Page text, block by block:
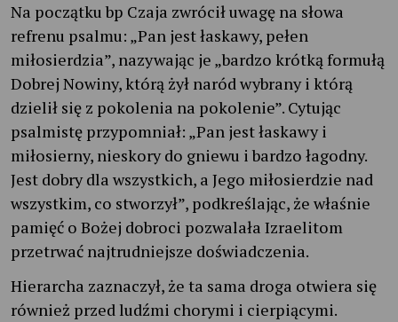
Na początku bp Czaja zwrócił uwagę na słowa
refrenu psalmu: „Pan jest łaskawy, pełen
miłosierdzia”, nazywając je „bardzo krótką formułą
Dobrej Nowiny, którą żył naród wybrany i którą
dzielił się z pokolenia na pokolenie”. Cytując
psalmistę przypomniał: „Pan jest łaskawy i
miłosierny, nieskory do gniewu i bardzo łagodny.
Jest dobry dla wszystkich, a Jego miłosierdzie nad
wszystkim, co stworzył”, podkreślając, że właśnie
pamięć o Bożej dobroci pozwalała Izraelitom
przetrwać najtrudniejsze doświadczenia.
Hierarcha zaznaczył, że ta sama droga otwiera się
również przed ludźmi chorymi i cierpiącymi.